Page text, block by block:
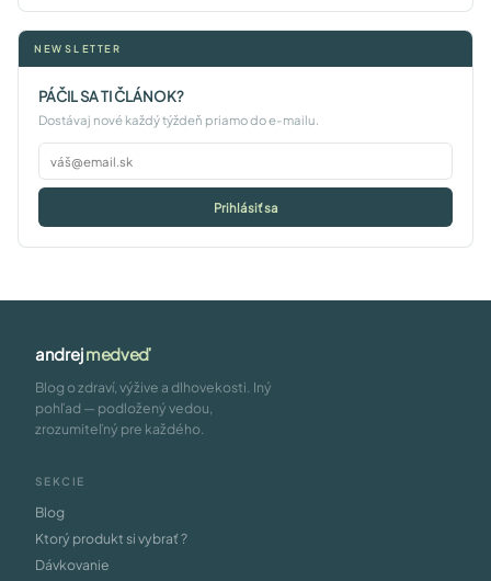
NEWSLETTER
PÁČIL SA TI ČLÁNOK?
Dostávaj nové každý týždeň priamo do e-mailu.
Prihlásiť sa
andrejmedveď
Blog o zdraví, výžive a dlhovekosti. Iný
pohľad — podložený vedou,
zrozumiteľný pre každého.
SEKCIE
Blog
Ktorý produkt si vybrať ?
Dávkovanie